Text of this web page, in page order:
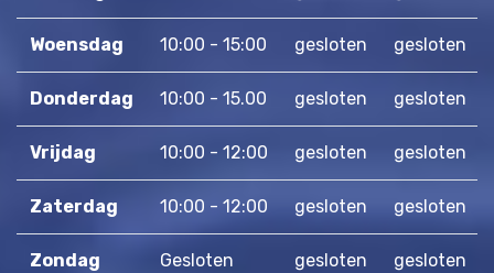
Woensdag 10:00 - 15:00 gesloten gesloten
Donderdag 10:00 - 15.00 gesloten gesloten
Vrijdag 10:00 - 12:00 gesloten gesloten
Zaterdag 10:00 - 12:00 gesloten gesloten
Zondag Gesloten gesloten gesloten